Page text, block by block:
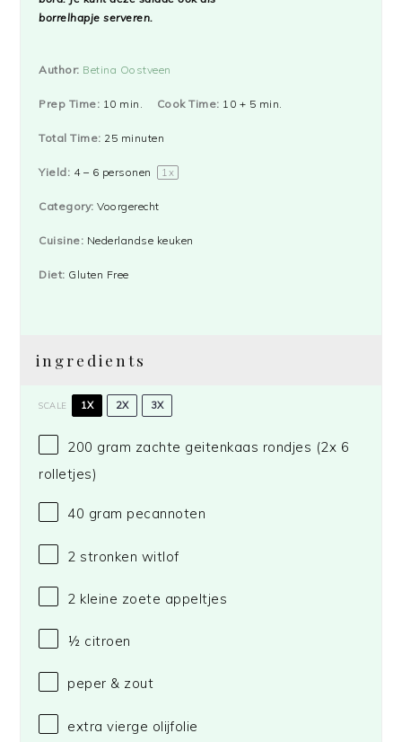
borrelhapje serveren.
Author: Betina Oostveen
Prep Time: 10 min. Cook Time: 10 + 5 min.
Total Time: 25 minuten
Yield: 4– 6 personen 1x
Category: Voorgerecht
Cuisine: Nederlandse keuken
Diet: Gluten Free
ingredients
SCALE 1X 2X 3X
200 gram zachte geitenkaas rondjes (2x 6
rolletjes)
40 gram pecannoten
2 stronken witlof
2 kleine zoete appeltjes
½ citroen
peper & zout
extra vierge olijfolie